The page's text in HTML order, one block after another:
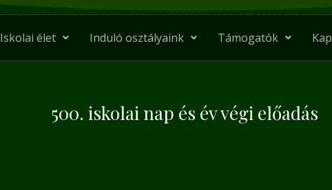
Iskolai élet Induló osztályaink Támogatók
500. iskolai nap és év végi előadás